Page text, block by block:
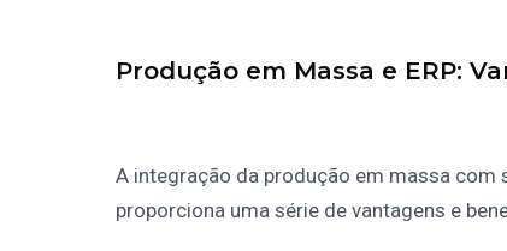
Produção em Massa e ERP:
A integração da produção em massa com
proporciona uma série de vantagens e